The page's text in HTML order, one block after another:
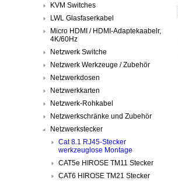
KVM Switches
LWL Glasfaserkabel
Micro HDMI / HDMI-Adaptekaabelr,
4K/60Hz
Netzwerk Switche
Netzwerk Werkzeuge / Zubehör
Netzwerkdosen
Netzwerkkarten
Netzwerk-Rohkabel
Netzwerkschränke und Zubehör
Netzwerkstecker
Cat 8.1 RJ45-Stecker
werkzeuglose Montage
CAT5e HIROSE TM11 Stecker
CAT6 HIROSE TM21 Stecker